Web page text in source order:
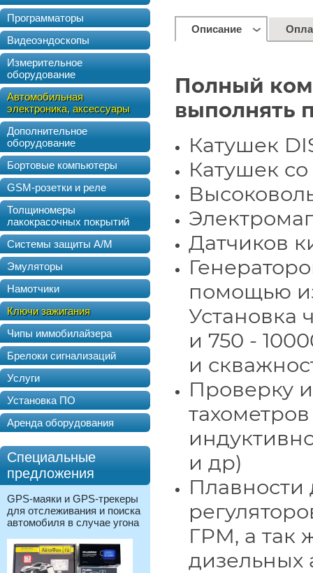
Программаторы
Видеоэндоскопы
Измерительное
оборудование
Автомобильная
электроника, аксессуары
Дополнительное
оборудование
Бортовые компьютеры
GSM-розетки и реле
Толщиномеры
лакокрасочных покрытий
Системы защиты А/М
Эмуляторы
Намотчики
Ключи зажигания
Чипы иммобилайзера
Брелоки сигнализаций
Услуги
Установка ПО
Аренда оборудования
Специальные
предложения
GPS-маяки и GPS-трекеры
для отслеживания и поиска
автомобиля в случае угона
Описание
Полный
выполнять
Катушек
Катушек
Датчиков
помощью
Установка
и 750 -
и
Проверку
и др)
ГРМ, а так
дизельных